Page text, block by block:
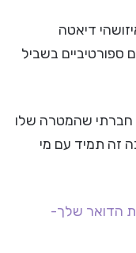
דיאטה
ספורטיביים בשביל
חברתי שהמטרה שלו
זה תמיד עם מי
הדואר שלך-